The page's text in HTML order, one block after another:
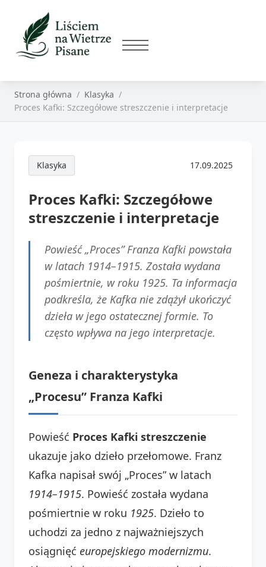
Strona główna
Klasyka
Proces Kafki: Szczegółowe streszczenie i interpretacje
Klasyka 17.09.2025
Proces Kafki: Szczegółowe
streszczenie i interpretacje
Powieść „Proces” Franza Kafki powstała
w latach 1914–1915. Została wydana
pośmiertnie, w roku 1925. Ta informacja
podkreśla, że Kafka nie zdążył ukończyć
dzieła w jego ostatecznej formie. To
często wpływa na jego interpretacje.
Geneza i charakterystyka
„Procesu” Franza Kafki
Powieść Proces Kafki streszczenie
ukazuje jako dzieło przełomowe. Franz
Kafka napisał swój „Proces” w latach
1914–1915. Powieść została wydana
pośmiertnie w roku 1925. Dzieło to
uchodzi za jedno z najważniejszych
osiągnięć europejskiego modernizmu.